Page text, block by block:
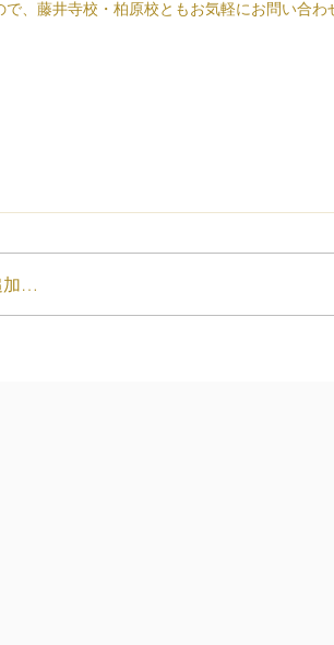
で、藤井寺校・柏原校ともお気軽にお問い合わ
加…